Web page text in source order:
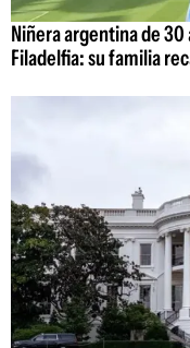
Niñera argentina de
Filadelfia: su familia